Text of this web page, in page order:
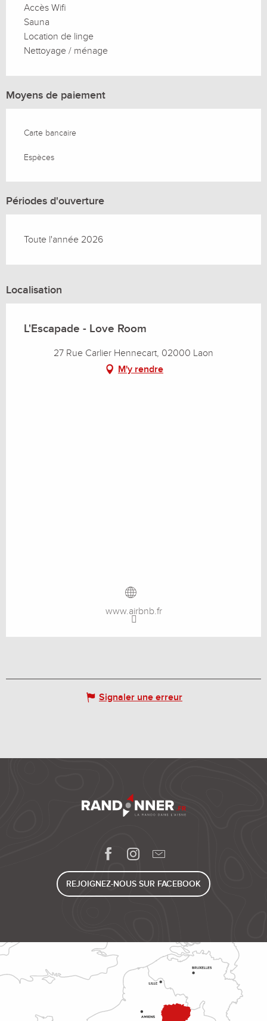
Accès Wifi
Sauna
Location de linge
Nettoyage / ménage
Moyens de paiement
Carte bancaire
Espèces
Périodes d'ouverture
Toute l'année 2026
Localisation
L'Escapade - Love Room
27 Rue Carlier Hennecart, 02000 Laon
M'y rendre
www.airbnb.fr
Signaler une erreur
REJOIGNEZ-NOUS SUR FACEBOOK